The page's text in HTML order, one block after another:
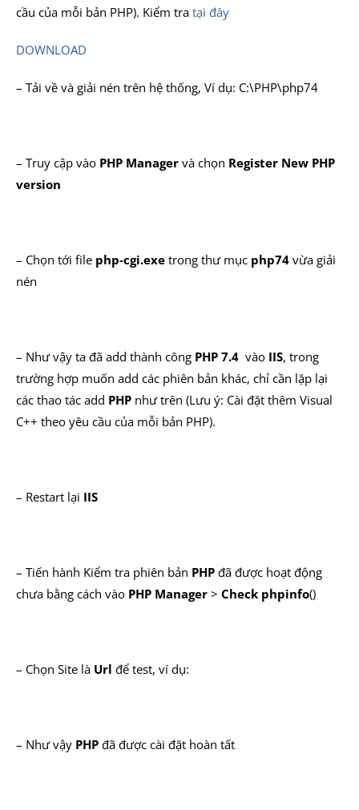
cầu của mỗi bản PHP). Kiểm tra tại đây
DOWNLOAD
– Tải về và giải nén trên hệ thống, Ví dụ: C:\PHP\php74
– Truy cập vào PHP Manager và chọn Register New PHP
version
– Chọn tới file php-cgi.exe trong thư mục php74 vừa giải
nén
– Như vậy ta đã add thành công PHP 7.4 vào IIS, trong
trường hợp muốn add các phiên bản khác, chỉ cần lặp lại
các thao tác add PHP như trên (Lưu ý: Cài đặt thêm Visual
C++ theo yêu cầu của mỗi bản PHP).
– Restart lại IIS
– Tiến hành Kiểm tra phiên bản PHP đã được hoạt động
chưa bằng cách vào PHP Manager > Check phpinfo()
– Chọn Site là Url để test, ví dụ:
– Như vậy PHP đã được cài đặt hoàn tất